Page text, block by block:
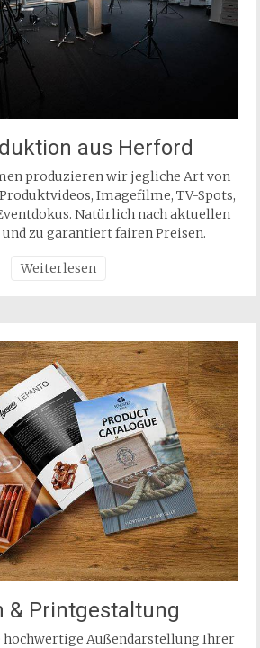
aus Herford
produzieren wir jegliche Art von
Imagefilme, TV-Spots,
Natürlich nach aktuellen
und zu garantiert fairen Preisen.
Weiterlesen
& Printgestaltung
hochwertige Außendarstellung Ihrer